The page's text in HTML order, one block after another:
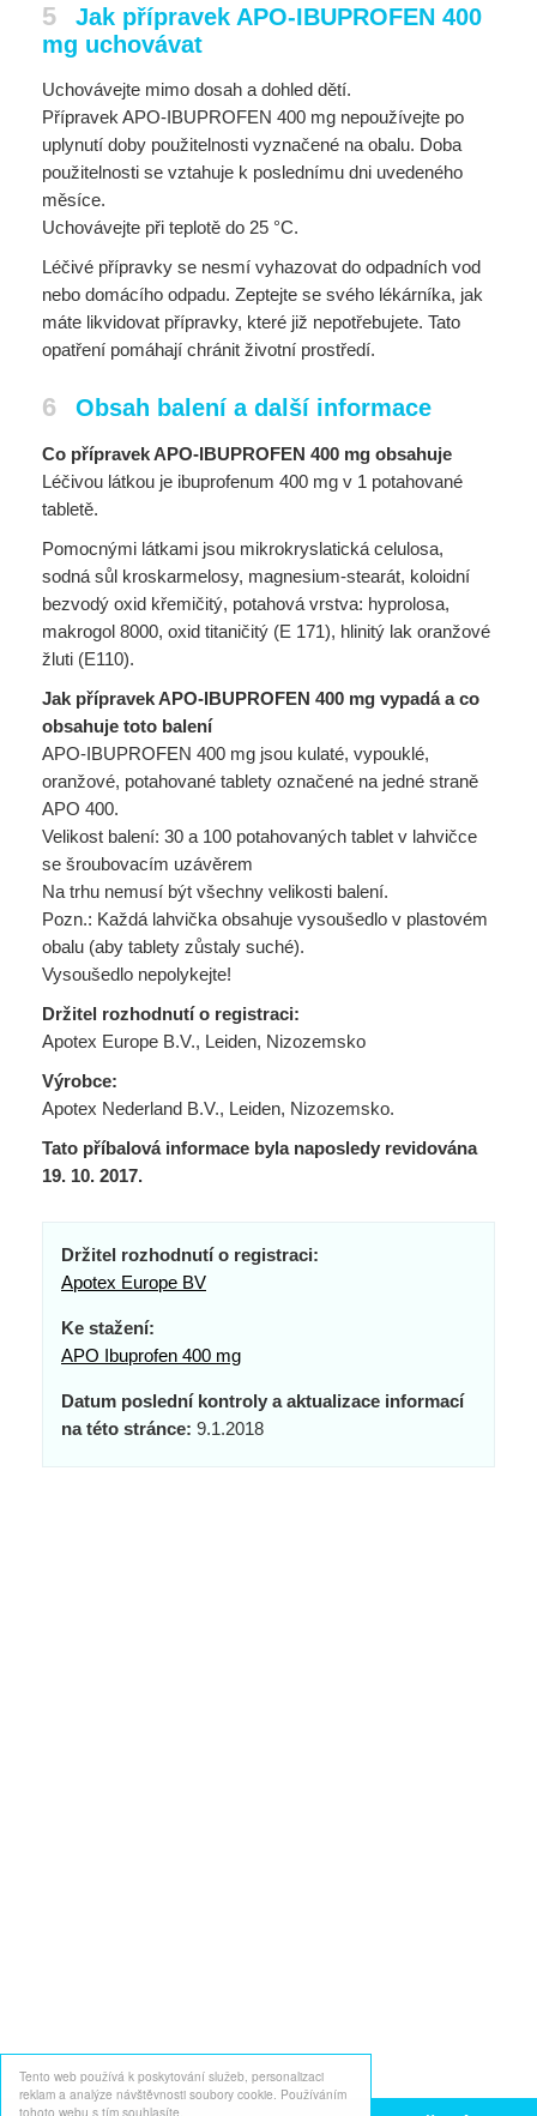
Tento web používá k poskytování služeb, personalizaci
reklam a analýze návštěvnosti soubory cookie. Používáním
tohoto webu s tím souhlasíte.
5
Jak přípravek APO-IBUPROFEN 400
mg uchovávat
Uchovávejte mimo dosah a dohled dětí.
Přípravek APO-IBUPROFEN 400 mg nepoužívejte po
uplynutí doby použitelnosti vyznačené na obalu. Doba
použitelnosti se vztahuje k poslednímu dni uvedeného
měsíce.
Uchovávejte při teplotě do 25 °C.
Léčivé přípravky se nesmí vyhazovat do odpadních vod
nebo domácího odpadu. Zeptejte se svého lékárníka, jak
máte likvidovat přípravky, které již nepotřebujete. Tato
opatření pomáhají chránit životní prostředí.
6 Obsah balení a další informace
Co přípravek APO-IBUPROFEN 400 mg obsahuje
Léčivou látkou je ibuprofenum 400 mg v 1 potahované
tabletě.
Pomocnými látkami jsou mikrokryslatická celulosa,
sodná sůl kroskarmelosy, magnesium-stearát, koloidní
bezvodý oxid křemičitý, potahová vrstva: hyprolosa,
makrogol 8000, oxid titaničitý (E 171), hlinitý lak oranžové
žluti (E110).
Jak přípravek APO-IBUPROFEN 400 mg vypadá a co
obsahuje toto balení
APO-IBUPROFEN 400 mg jsou kulaté, vypouklé,
oranžové, potahované tablety označené na jedné straně
APO 400.
Velikost balení: 30 a 100 potahovaných tablet v lahvičce
se šroubovacím uzávěrem
Na trhu nemusí být všechny velikosti balení.
Pozn.: Každá lahvička obsahuje vysoušedlo v plastovém
obalu (aby tablety zůstaly suché).
Vysoušedlo nepolykejte!
Držitel rozhodnutí o registraci:
Apotex Europe B.V., Leiden, Nizozemsko
Výrobce:
Apotex Nederland B.V., Leiden, Nizozemsko.
Tato příbalová informace byla naposledy revidována
19. 10. 2017.
Držitel rozhodnutí o registraci:
Apotex Europe BV
Ke stažení:
APO Ibuprofen 400 mg
Datum poslední kontroly a aktualizace informací
na této stránce: 9.1.2018